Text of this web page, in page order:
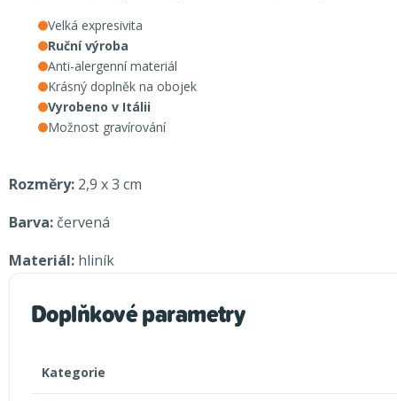
Velká expresivita
Ruční výroba
Anti-alergenní materiál
Krásný doplněk na obojek
Vyrobeno v Itálii
Možnost gravírování
Rozměry: 2,9 x 3 cm
Barva: červená
Materiál: hliník
Doplňkové parametry
Kategorie